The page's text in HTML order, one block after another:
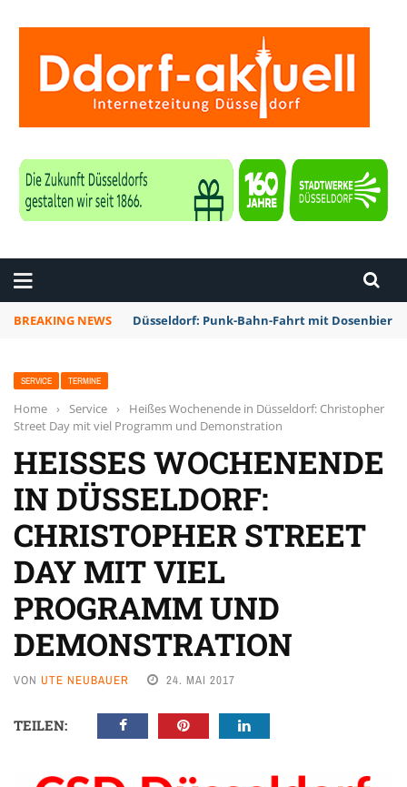
BREAKING NEWS Düsseldorf: Punk-Bahn-Fahrt mit Dosenbier
SERVICE TERMINE
Home › Service ›
Heißes Wochenende in Düsseldorf: Christopher
Street Day mit viel Programm und Demonstration
HEISSES WOCHENENDE I
N DÜSSELDORF: C
HRISTOPHER STREET D
AY MIT VIEL P
ROGRAMM UND D
EMONSTRATION
VON UTE NEUBAUER 24. MAI 2017
TEILEN: